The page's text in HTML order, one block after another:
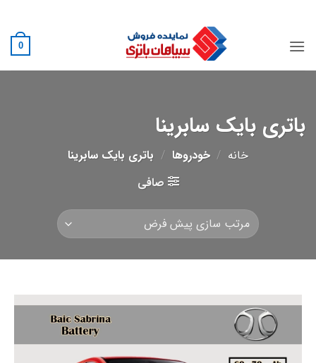
content
0
باتری بایک سابرینا
خانه / خودروها / باتری بایک سابرینا
صافی